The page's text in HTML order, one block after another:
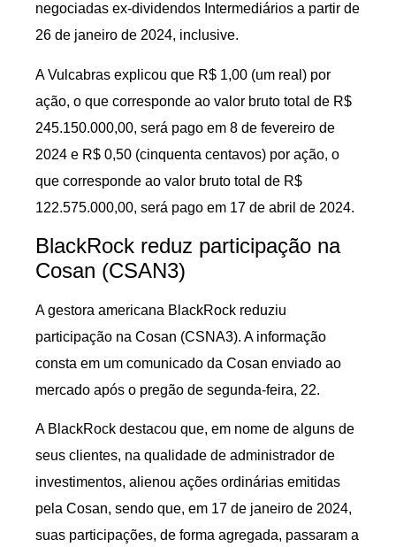
negociadas ex-dividendos Intermediários a partir de
26 de janeiro de 2024, inclusive.
A Vulcabras explicou que R$ 1,00 (um real) por
ação, o que corresponde ao valor bruto total de R$
245.150.000,00, será pago em 8 de fevereiro de
2024 e R$ 0,50 (cinquenta centavos) por ação, o
que corresponde ao valor bruto total de R$
122.575.000,00, será pago em 17 de abril de 2024.
BlackRock reduz participação na
Cosan (CSAN3)
A gestora americana BlackRock reduziu
participação na Cosan (CSNA3). A informação
consta em um comunicado da Cosan enviado ao
mercado após o pregão de segunda-feira, 22.
A BlackRock destacou que, em nome de alguns de
seus clientes, na qualidade de administrador de
investimentos, alienou ações ordinárias emitidas
pela Cosan, sendo que, em 17 de janeiro de 2024,
suas participações, de forma agregada, passaram a